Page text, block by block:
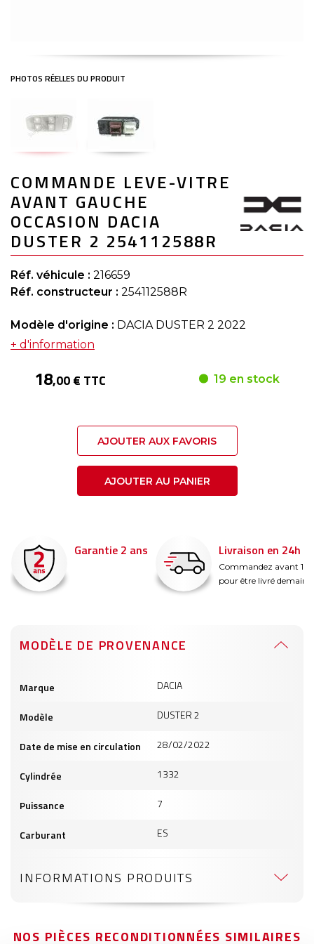
to
the
beginning
of
the
images
gallery
COMMANDE LEVE-VITRE
AVANT GAUCHE
OCCASION DACIA
DUSTER 2 254112588R
Réf. véhicule : 216659
Réf. constructeur : 254112588R
Modèle d'origine : DACIA DUSTER 2 2022
+ d'information
18,00 € TTC 19 en stock
AJOUTER AUX FAVORIS
AJOUTER AU PANIER
Garantie 2 ans Livraison en 24h
Commandez avant 14h
pour être livré demain !
MODÈLE DE PROVENANCE
produits
Marque DACIA
Modèle DUSTER 2
Date de mise en circulation 28/02/2022
Cylindrée 1332
Puissance 7
Carburant ES
INFORMATIONS PRODUITS
NOS PIÈCES RECONDITIONNÉES SIMILAIRES